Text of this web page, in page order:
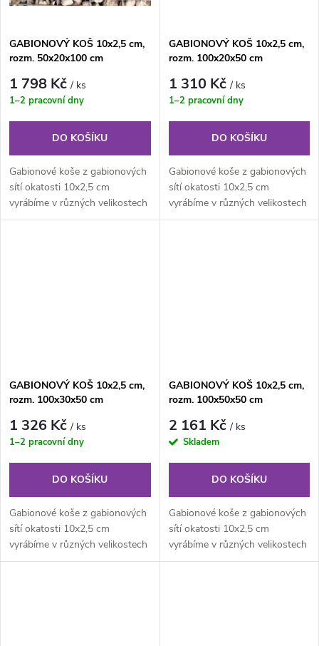
GABIONOVÝ KOŠ 10x2,5 cm,
rozm. 50x20x100 cm
1 798 Kč/ ks
1–2 pracovní dny
DO KOŠÍKU
Gabionové koše z gabionových
sítí okatosti 10x2,5 cm
vyrábíme v různých velikostech
podle individuálních
GABIONOVÝ KOŠ 10x2,5 cm,
rozm. 100x20x50 cm
1 310 Kč/ ks
1–2 pracovní dny
DO KOŠÍKU
Gabionové koše z gabionových
sítí okatosti 10x2,5 cm
vyrábíme v různých velikostech
podle individuálních
GABIONOVÝ KOŠ 10x2,5 cm,
rozm. 100x30x50 cm
1 326 Kč/ ks
1–2 pracovní dny
DO KOŠÍKU
Gabionové koše z gabionových
sítí okatosti 10x2,5 cm
vyrábíme v různých velikostech
podle individuálních
GABIONOVÝ KOŠ 10x2,5 cm,
rozm. 100x50x50 cm
2 161 Kč/ ks
Skladem
DO KOŠÍKU
Gabionové koše z gabionových
sítí okatosti 10x2,5 cm
vyrábíme v různých velikostech
podle individuálních